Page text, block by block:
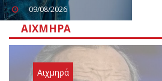
09/08/2026
ΑΙΧΜΗΡΆ
Αιχμηρά